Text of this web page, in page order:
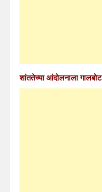
शांततेच्या आंदोलनाला गालबोट